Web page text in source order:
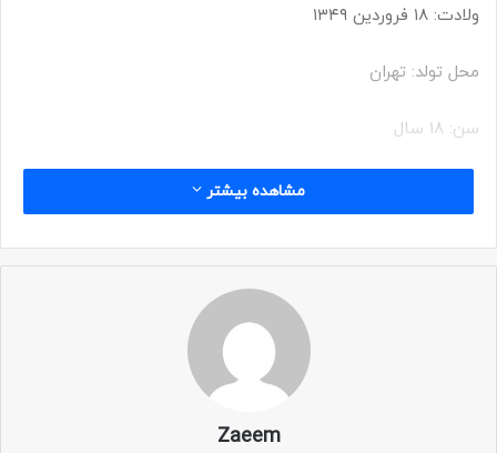
ولادت: ۱۸ فروردین ۱۳۴۹
محل تولد: تهران
سن: ۱۸ سال
محل شهادت: شمال پادگان حمید
مشاهده بیشتر
Zaeem